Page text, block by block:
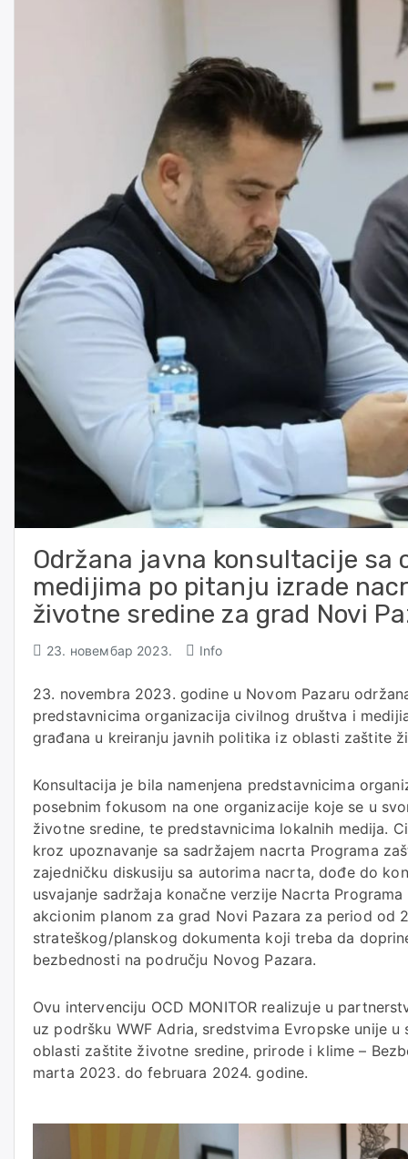
Održana javna konsultacije
medijima po pitanju izrade
životne sredine za grad Novi
23. новембар 2023. Info
23. novembra 2023. godine u Novom Pazaru
predstavnicima organizacija civilnog društva i
građana u kreiranju javnih politika iz oblasti zaštite
Konsultacija je bila namenjena predstavnicima
posebnim fokusom na one organizacije koje se u
životne sredine, te predstavnicima lokalnih medija.
kroz upoznavanje sa sadržajem nacrta Programa
zajedničku diskusiju sa autorima nacrta, dođe do
usvajanje sadržaja konačne verzije Nacrta
akcionim planom za grad Novi Pazara za period od
strateškog/planskog dokumenta koji treba da
bezbednosti na području Novog Pazara.
Ovu intervenciju OCD MONITOR realizuje u
uz podršku WWF Adria, sredstvima Evropske unije
oblasti zaštite životne sredine, prirode i klime –
marta 2023. do februara 2024. godine.